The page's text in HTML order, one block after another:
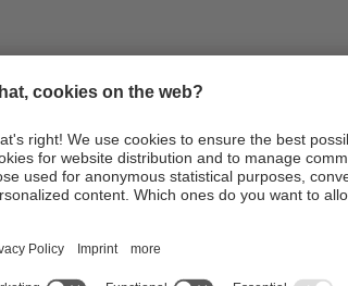
Infos
Anreise